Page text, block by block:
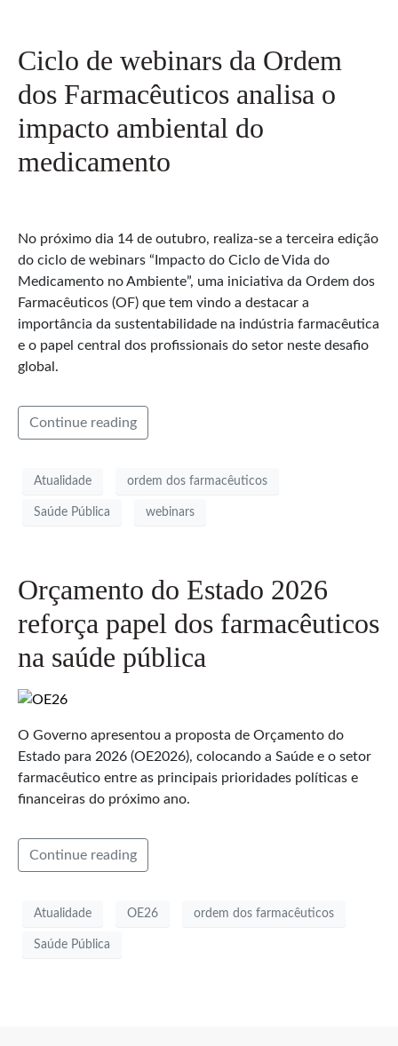
Ciclo de webinars da Ordem
dos Farmacêuticos analisa o
impacto ambiental do
medicamento
No próximo dia 14 de outubro, realiza-se a terceira edição
do ciclo de webinars “Impacto do Ciclo de Vida do
Medicamento no Ambiente”, uma iniciativa da Ordem dos
Farmacêuticos (OF) que tem vindo a destacar a
importância da sustentabilidade na indústria farmacêutica
e o papel central dos profissionais do setor neste desafio
global.
Continue reading
Atualidade ordem dos farmacêuticos
Saúde Pública webinars
Orçamento do Estado 2026
reforça papel dos farmacêuticos
na saúde pública
O Governo apresentou a proposta de Orçamento do
Estado para 2026 (OE2026), colocando a Saúde e o setor
farmacêutico entre as principais prioridades políticas e
financeiras do próximo ano.
Continue reading
Atualidade OE26 ordem dos farmacêuticos
Saúde Pública